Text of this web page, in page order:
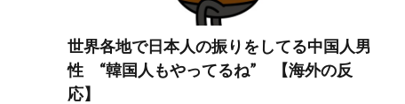
世界各地で日本人の振りをしてる中国人男
性 “韓国人もやってるね” 【海外の反
応】